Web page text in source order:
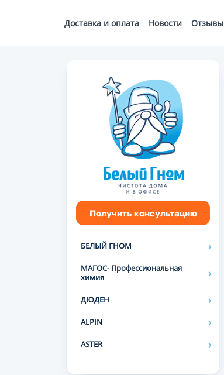
Доставка и оплата Новости Отзывы
Получить консультацию
БЕЛЫЙ ГНОМ
МАГОС- Профессиональная
химия
ДЮДЕН
ALPIN
ASTER